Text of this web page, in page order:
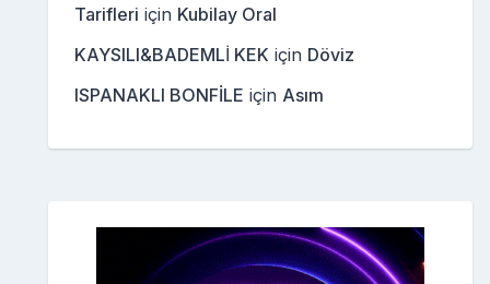
Tarifleri için Kubilay Oral
KAYSILI&BADEMLİ KEK için Döviz
ISPANAKLI BONFİLE için Asım